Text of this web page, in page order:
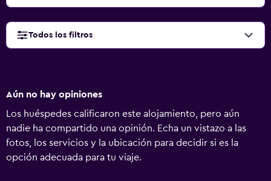
Todos los filtros
Aún no hay opiniones
Los huéspedes calificaron este alojamiento, pero aún
nadie ha compartido una opinión. Echa un vistazo a las
fotos, los servicios y la ubicación para decidir si es la
opción adecuada para tu viaje.